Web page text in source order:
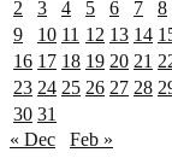
2
3 4 5 6 7
8
9
10 11 12 13 14
16 17 18 19 20 21
23 24 25 26 27 28
30 31
« Dec
Feb »